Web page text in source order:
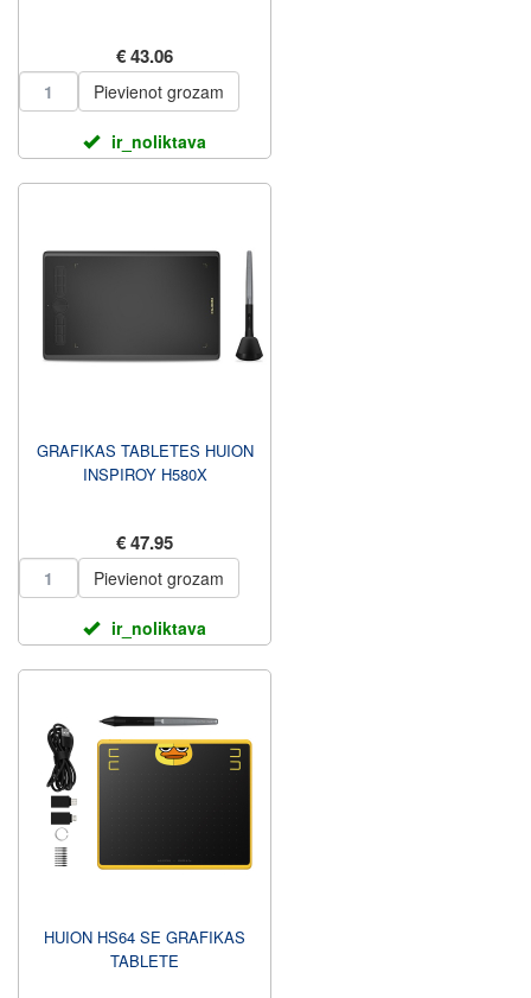
€ 43.06
Pievienot grozam
ir_noliktava
GRAFIKAS TABLETES HUION
INSPIROY H580X
€ 47.95
Pievienot grozam
ir_noliktava
HUION HS64 SE GRAFIKAS
TABLETE